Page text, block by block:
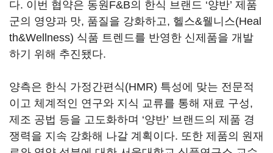
다. 이번 협약은 동원F&B의 한식 브랜드 ‘양반’ 제품
군의 영양과 맛, 품질을 강화하고, 헬스&웰니스(Heal
th&Wellness) 식품 트렌드를 반영한 신제품을 개발
하기 위해 추진됐다.
양측은 한식 가정간편식(HMR) 특성에 맞는 전문적
이고 체계적인 연구와 지식 교류를 통해 재료 구성,
제조 공법 등을 고도화하며 ‘양반’ 브랜드의 제품 경
쟁력을 지속 강화해 나갈 계획이다. 또한 제품의 원재